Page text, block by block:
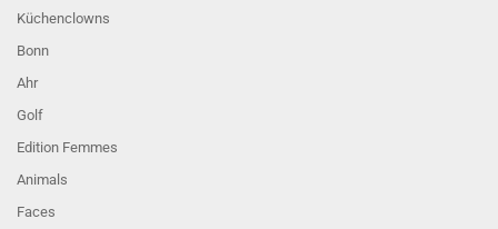
Küchenclowns
Bonn
Ahr
Golf
Edition Femmes
Animals
Faces